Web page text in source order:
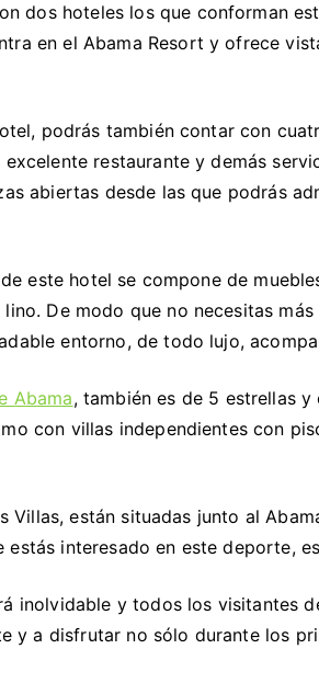
dos hoteles los que conforman
en el Abama Resort y ofrece
podrás también contar con
restaurante y demás
abiertas desde las que podrás
este hotel se compone de
De modo que no necesitas
entorno, de todo lujo,
Abama, también es de 5 estrellas
con villas independientes con
Villas, están situadas junto al
estás interesado en este deporte,
inolvidable y todos los visitantes
y a disfrutar no sólo durante los